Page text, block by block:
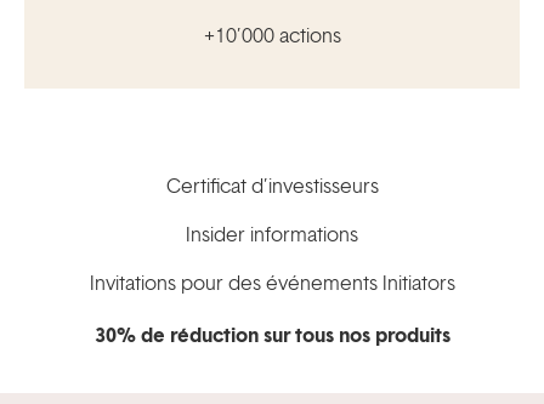
+10’000 actions
Certificat d’investisseurs
Insider informations
Invitations pour des événements Initiators
30% de réduction sur tous nos produits